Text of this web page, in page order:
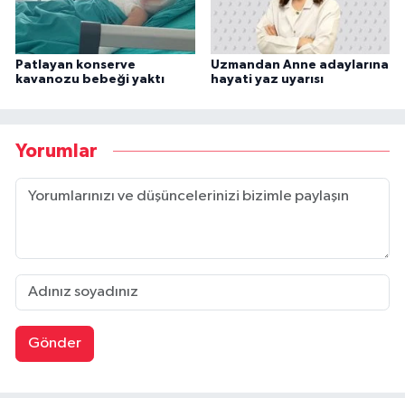
Patlayan konserve
kavanozu bebeği yaktı
Uzmandan Anne adaylarına
hayati yaz uyarısı
Yorumlar
Gönder